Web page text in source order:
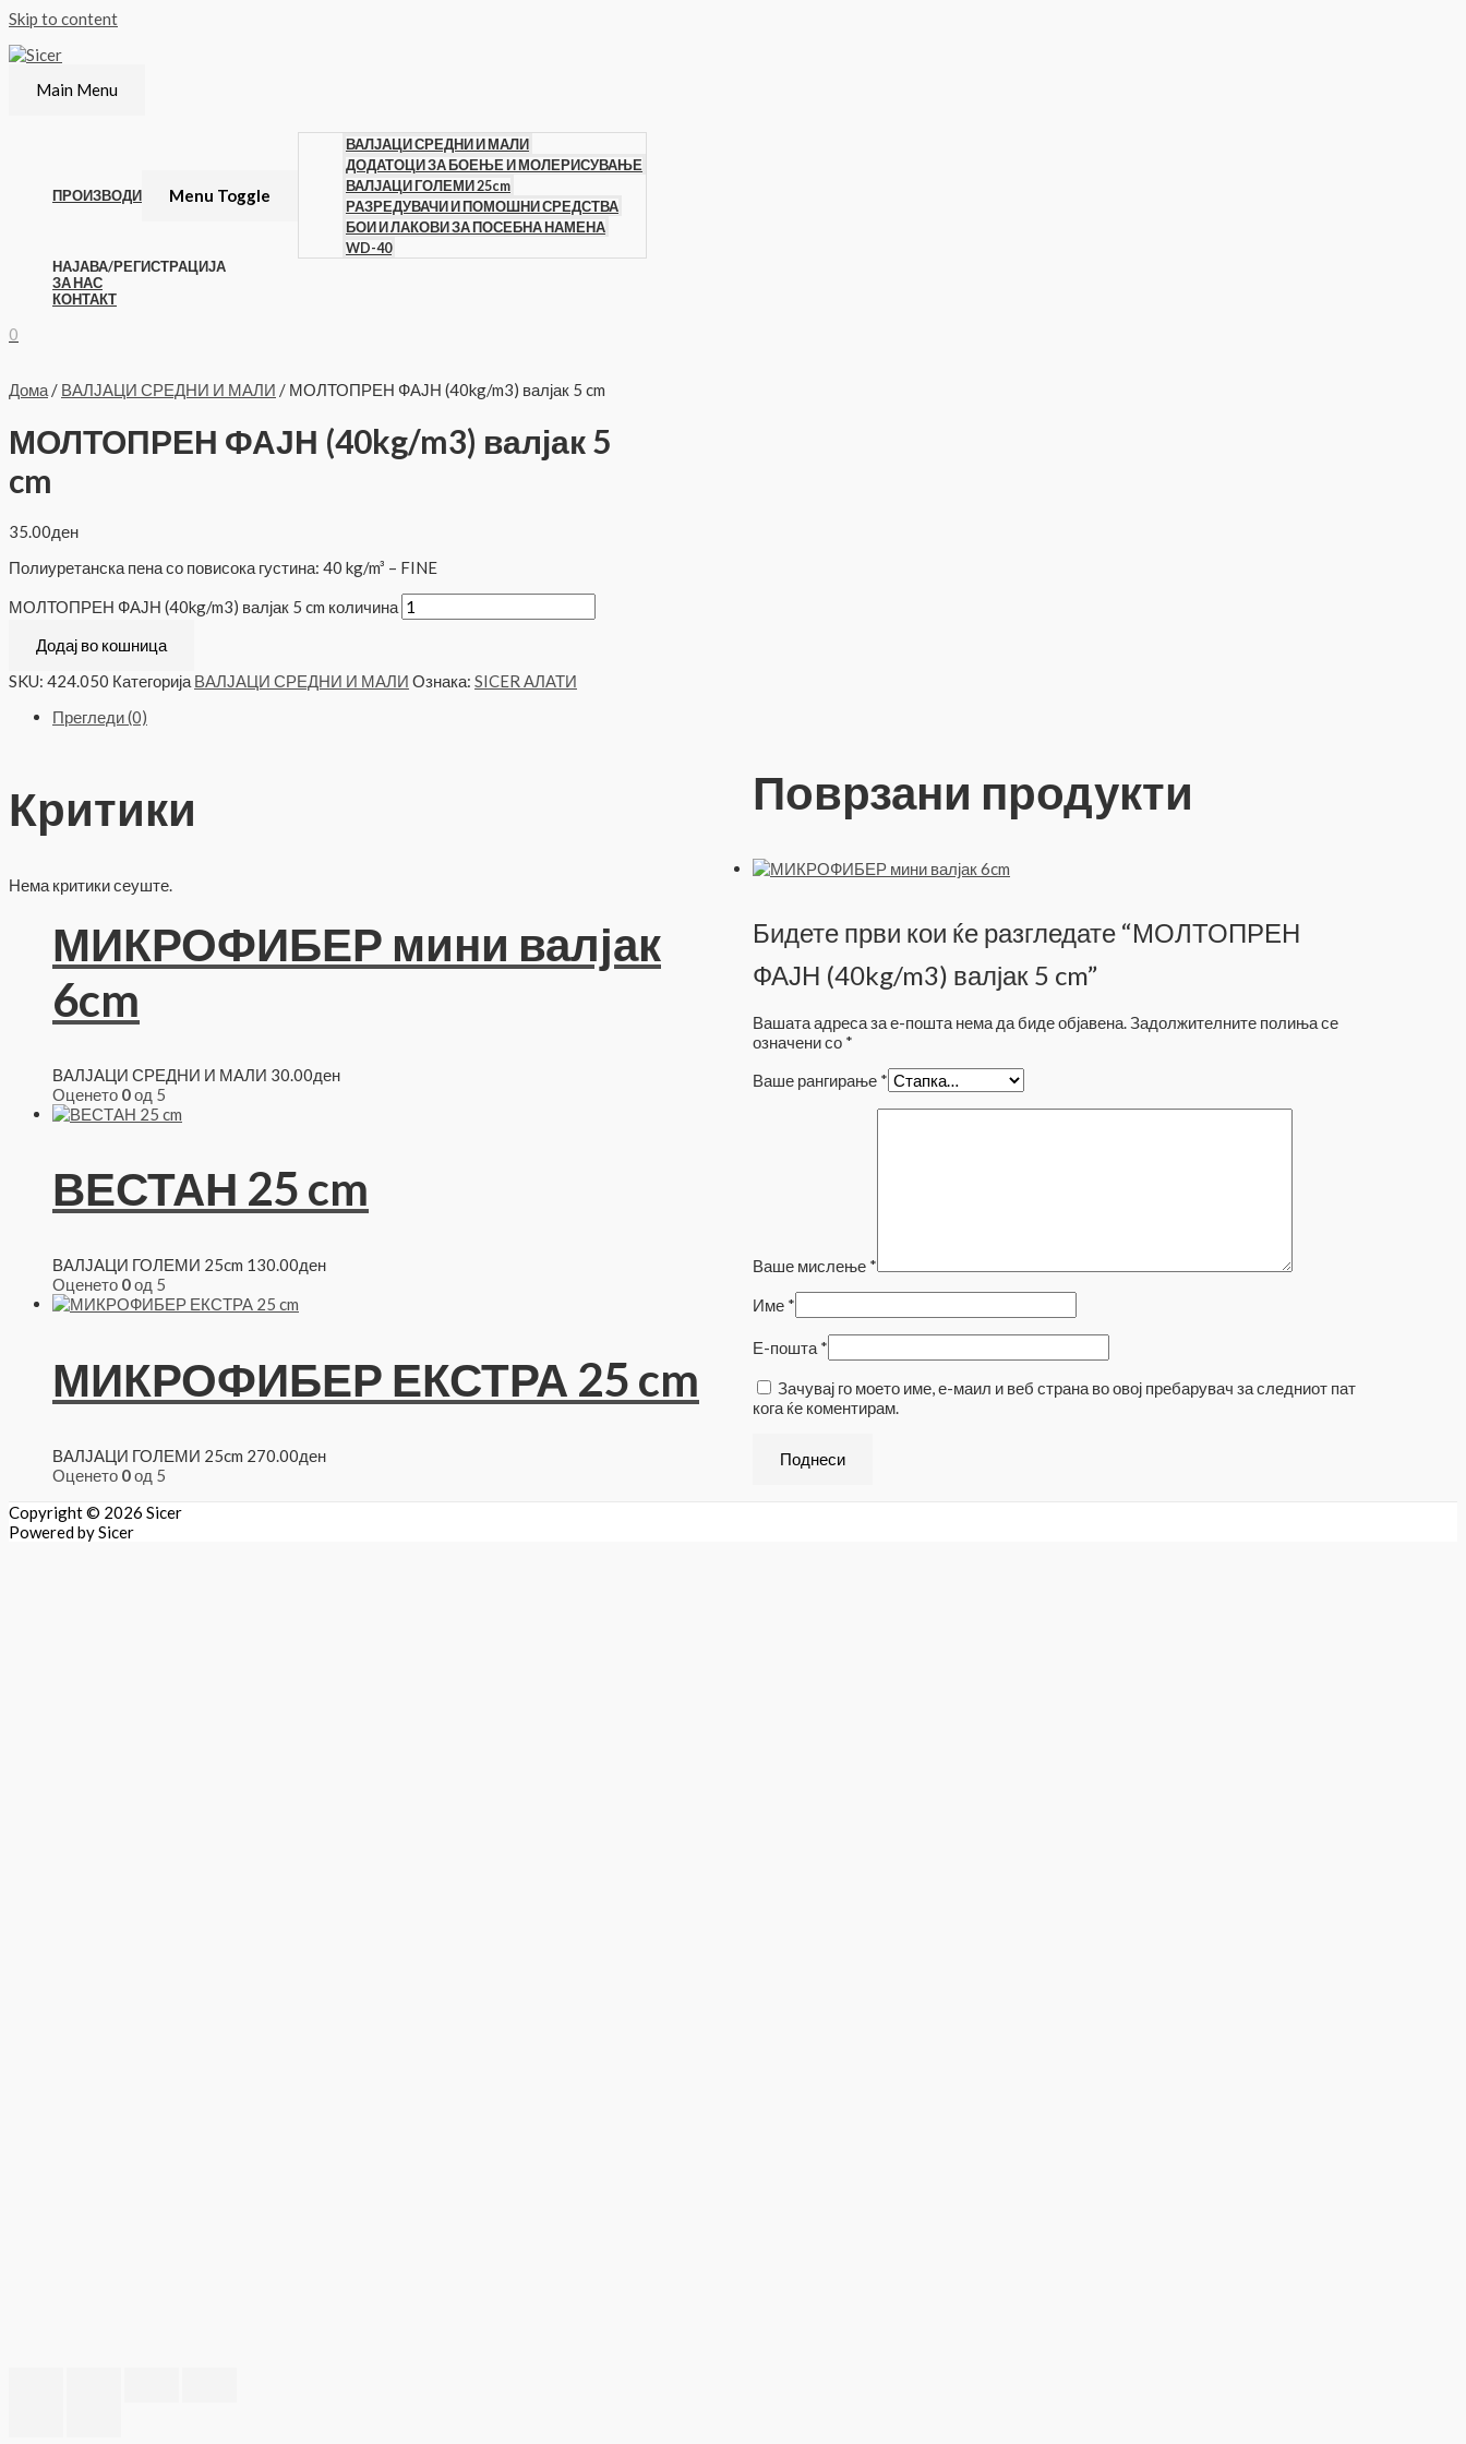
Skip to content
Main Menu
ПРОИЗВОДИ Menu Toggle
ВАЛЈАЦИ СРЕДНИ И МАЛИ
ДОДАТОЦИ ЗА БОЕЊЕ И МОЛЕРИСУВАЊЕ
ВАЛЈАЦИ ГОЛЕМИ 25cm
РАЗРЕДУВАЧИ И ПОМОШНИ СРЕДСТВА
БОИ И ЛАКОВИ ЗА ПОСЕБНА НАМЕНА
WD-40
НАЈАВА/РЕГИСТРАЦИЈА
ЗА НАС
КОНТАКТ
0
Дома/ ВАЛЈАЦИ СРЕДНИ И МАЛИ / МОЛТОПРЕН ФАЈН (40kg/m3) валјак 5 cm
МОЛТОПРЕН ФАЈН (40kg/m3) валјак 5
cm
35.00ден
Полиуретанска пена со повисока густина: 40 kg/m³ – FINE
МОЛТОПРЕН ФАЈН (40kg/m3) валјак 5 cm количина
Додај во кошница
SKU: 424.050 Категорија ВАЛЈАЦИ СРЕДНИ И МАЛИ Ознака: SICER АЛАТИ
Прегледи (0)
Критики
Нема критики сеуште.
Бидете први кои ќе разгледате “МОЛТОПРЕН
ФАЈН (40kg/m3) валјак 5 cm”
Вашата адреса за е-пошта нема да биде објавена.Задолжителните полиња се
означени со *
Ваше рангирање *
Ваше мислење *
Име *
Е-пошта *
Зачувај го моето име, е-маил и веб страна во овој пребарувач за следниот пат
кога ќе коментирам.
Поврзани продукти
МИКРОФИБЕР мини валјак
6cm
ВАЛЈАЦИ СРЕДНИ И МАЛИ 30.00ден
Оценето 0од 5
ВЕСТАН 25 cm
ВАЛЈАЦИ ГОЛЕМИ 25cm 130.00ден
Оценето 0од 5
МИКРОФИБЕР ЕКСТРА 25 cm
ВАЛЈАЦИ ГОЛЕМИ 25cm 270.00ден
Оценето 0од 5
Copyright © 2026 Sicer
Powered bySicer